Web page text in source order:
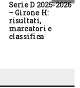
Serie D 2025-2026
– Girone H:
risultati,
marcatori e
classifica